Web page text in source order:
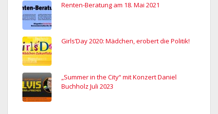
Renten-Beratung am 18. Mai 2021
Girls’Day 2020: Mädchen, erobert die Politik!
„Summer in the City“ mit Konzert Daniel
Buchholz Juli 2023